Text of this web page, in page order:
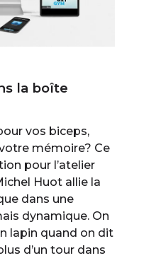
la boîte
vos biceps,
mémoire? Ce
pour l’atelier
Huot allie la
dans une
dynamique. On
lapin quand on dit
d’un tour dans